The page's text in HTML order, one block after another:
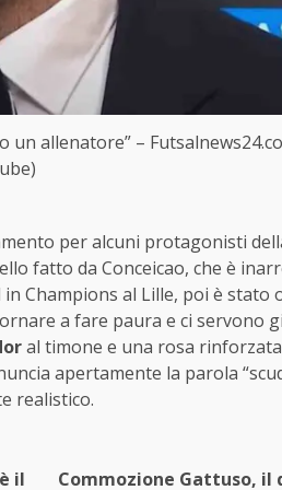
un allenatore” –
per alcuni protagonisti
fatto da Conceicao, che è
Champions al Lille, poi è stato
a fare paura e ci servono
al timone e una rosa
apertamente la parola
realistico.
il
Commozione Gattuso, il